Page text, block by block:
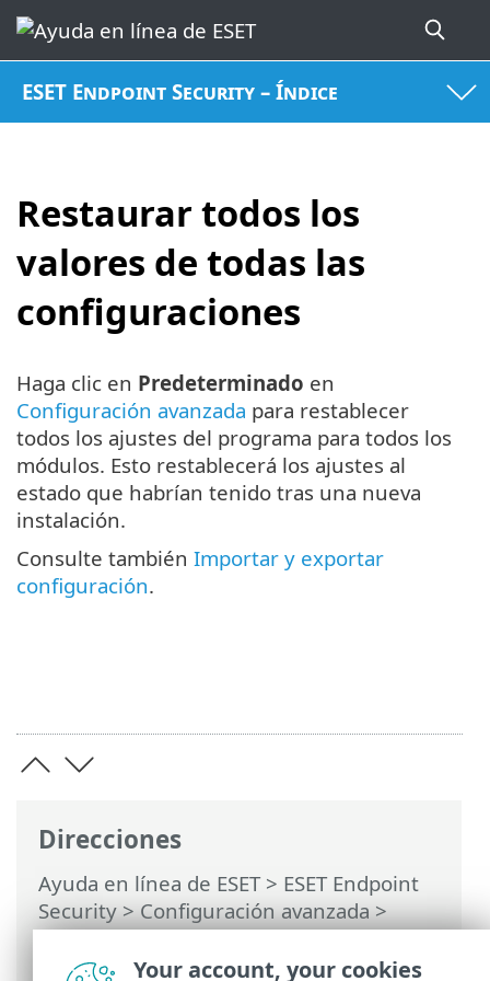
ESET Endpoint Security – Índice
Restaurar todos los
valores de todas las
configuraciones
Direcciones
Ayuda en línea de ESET> ESET Endpoint
Security>Configuración avanzada>
Revertir los ajustes de configuración
avanzada > Restaurar todos los valores
Haga clic en Predeterminado en
Configuración avanzada para restablecer
todos los ajustes del programa para todos los
módulos. Esto restablecerá los ajustes al
estado que habrían tenido tras una nueva
instalación.
Consulte también Importar y exportar
configuración.
Your account, your cookies